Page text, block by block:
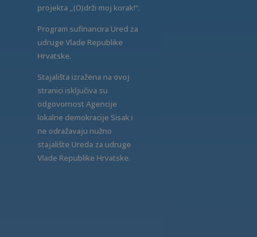
projekta „(O)drži moj korak!“.
Program sufinancira Ured za
udruge Vlade Republike
Hrvatske.
Stajališta izražena na ovoj
stranici isključiva su
odgovornost Agencije
lokalne demokracije Sisak i
ne odražavaju nužno
stajalište Ureda za udruge
Vlade Republike Hrvatske.